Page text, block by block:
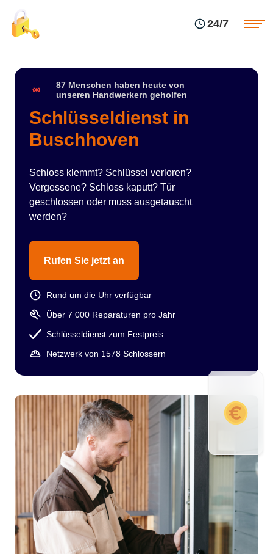
24/7
87 Menschen haben heute von
unseren Handwerkern geholfen
Schlüsseldienst in
Buschhoven
Schloss klemmt? Schlüssel verloren?
Vergessene? Schloss kaputt? Tür
geschlossen oder muss ausgetauscht
werden?
Rufen Sie jetzt an
Rund um die Uhr verfügbar
Über 7 000 Reparaturen pro Jahr
Schlüsseldienst zum Festpreis
Netzwerk von 1578 Schlossern